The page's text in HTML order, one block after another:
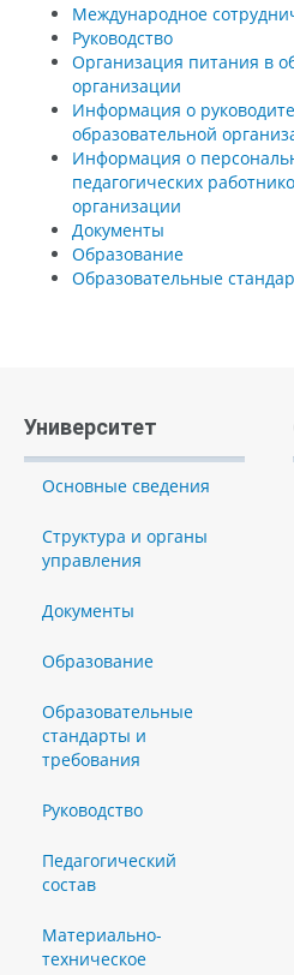
Международное
Руководство
Организация питания в
организации
Информация о
образовательной
Информация о
педагогических
организации
Документы
Образование
Образовательные
Университет
Основные сведения
Структура и органы
управления
Документы
Образование
Образовательные
стандарты и
требования
Руководство
Педагогический
состав
Материально-
техническое